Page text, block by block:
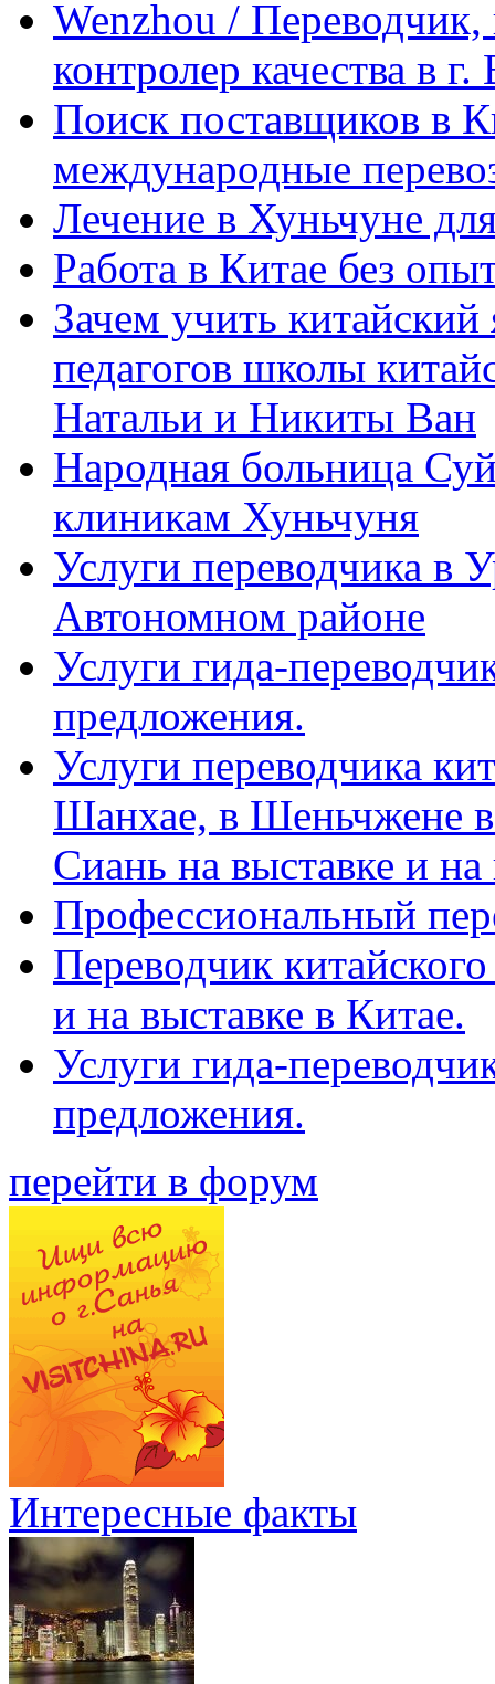
Wenzhou / Переводчик,
контролер качества в
Поиск поставщиков в
международные
Лечение в Хуньчуне
Работа в Китае без
Зачем учить
педагогов школы
Натальи и Никиты Ван
Народная больница
клиникам Хуньчуня
Услуги переводчика в
Автономном районе
Услуги гида-
предложения.
Услуги переводчика
Шанхае, в Шеньчжене
Сиань на выставке и
Профессиональный
Переводчик
и на выставке в Китае.
Услуги гида-
предложения.
перейти в форум
Интересные факты